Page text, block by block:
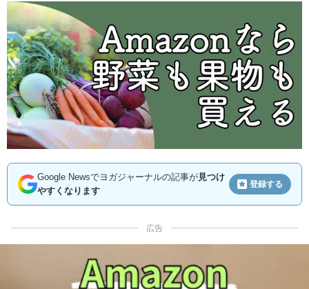
Google Newsでヨガジャーナルの記事が見つけ
やすくなります
登録する
広告